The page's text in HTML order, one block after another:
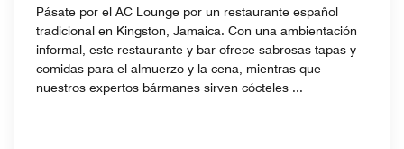
Pásate por el AC Lounge por un restaurante español
tradicional en Kingston, Jamaica. Con una ambientación
informal, este restaurante y bar ofrece sabrosas tapas y
comidas para el almuerzo y la cena, mientras que
nuestros expertos bármanes sirven cócteles ...